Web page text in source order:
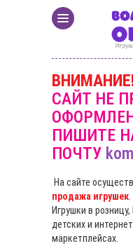
САЙТ НЕ
ПИШИТЕ
ПОЧТУ
На сайте
продажа игрушек
Игрушки в
детских и
маркетплейсах.